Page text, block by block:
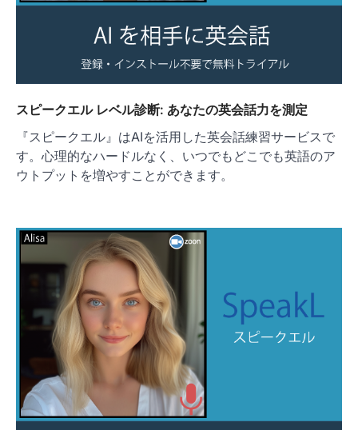
スピークエル レベル診断: あなたの英会話力を測定
『スピークエル』はAIを活用した英会話練習サービスで
す。心理的なハードルなく、いつでもどこでも英語のア
ウトプットを増やすことができます。